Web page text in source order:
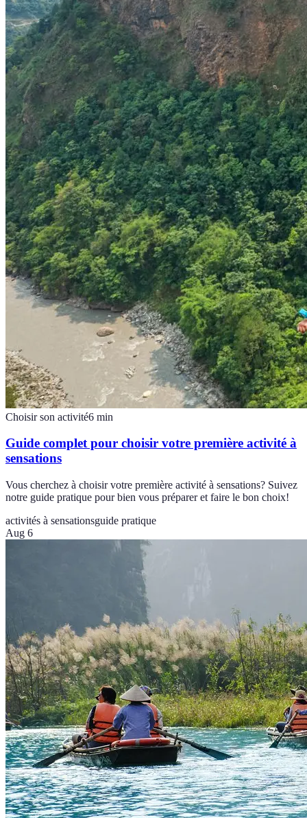
Choisir son activité6 min
Guide complet pour choisir votre première activité à
sensations
Vous cherchez à choisir votre première activité à sensations? Suivez
notre guide pratique pour bien vous préparer et faire le bon choix!
activités à sensationsguide pratique
Aug 6